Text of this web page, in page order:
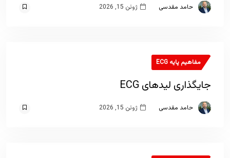
حامد مقدسی ژوئن 15, 2026
مفاهیم پایه ECG
جایگذاری لیدهای ECG
حامد مقدسی ژوئن 15, 2026